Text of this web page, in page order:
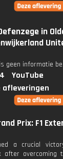
in
geen informatie
YouTube
afleveringen
Prix: F1
a crucial
after overcoming